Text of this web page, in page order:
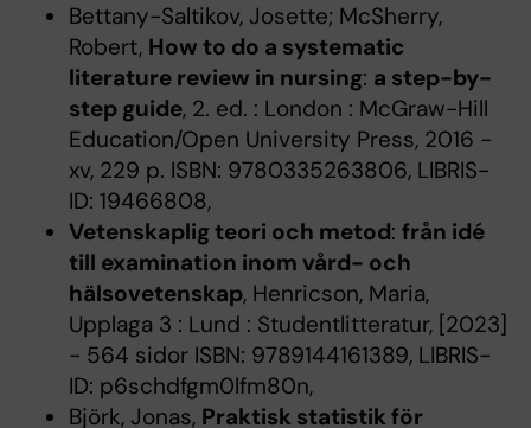
Bettany-Saltikov, Josette; McSherry,
Robert, How to do a systematic
literature review in nursing: a step-by-
step guide, 2. ed. : London : McGraw-Hill
Education/Open University Press, 2016 -
xv, 229 p. ISBN: 9780335263806, LIBRIS-
ID: 19466808,
Vetenskaplig teori och metod: från idé
till examination inom vård- och
hälsovetenskap, Henricson, Maria,
Upplaga 3 : Lund : Studentlitteratur, [2023]
- 564 sidor ISBN: 9789144161389, LIBRIS-
ID: p6schdfgm0lfm80n,
Björk, Jonas, Praktisk statistik för